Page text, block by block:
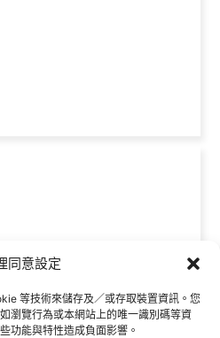
同意設定
等技術來儲存及／或存取裝置資訊。您
瀏覽行為或本網站上的唯一識別碼等資
功能與特性造成負面影響。